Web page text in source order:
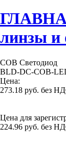
линзы и
COB Светодиод
BLD-DC-COB-
Цена:
273.18 руб. без
Цена для
224.96 руб. без